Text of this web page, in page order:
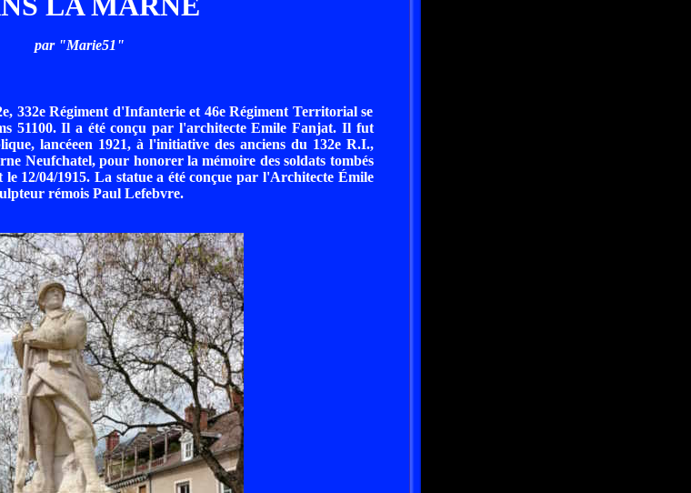
par "Marie51"
332e Régiment d'Infanterie et 46e Régiment Territorial se
51100. Il a été conçu par l'architecte Emile Fanjat. Il fut
lancéeen 1921, à l'initiative des anciens du 132e R.I.,
Neufchatel, pour honorer la mémoire des soldats tombés
le 12/04/1915. La statue a été conçue par l'Architecte Émile
rémois Paul Lefebvre.